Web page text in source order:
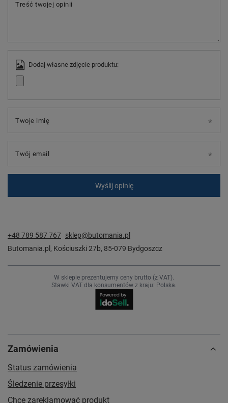
Treść twojej opinii
Dodaj własne zdjęcie produktu:
Twoje imię
Twój email
Wyślij opinię
+48 789 587 767 sklep@butomania.pl
Butomania.pl , Kościuszki 27b, 85-079 Bydgoszcz
W sklepie prezentujemy ceny brutto (z VAT).
Stawki VAT dla konsumentów z kraju: Polska.
Zamówienia
Status zamówienia
Śledzenie przesyłki
Chcę zareklamować produkt